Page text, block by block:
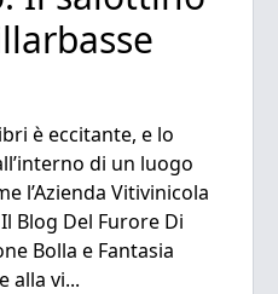
è eccitante, e lo
di un luogo
l’Azienda Vitivinicola
Blog Del Furore Di
Bolla e Fantasia
alla vi...